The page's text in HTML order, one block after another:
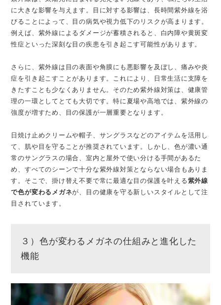
に大きな影響を与えます。目に対する影響は、長時間紫外線を浴
びることによって、目の病気や視力低下のリスクが高まります。
例えば、紫外線によるダメージが蓄積されると、白内障や黄斑変
性症といった深刻な目の疾患を引き起こす可能性があります。
さらに、紫外線は目の表面や角膜にも悪影響を及ぼし、痛みや炎
症を引き起こすことがあります。これにより、日常生活に支障を
きたすことも少なくありません。そのため紫外線対策は、健康管
理の一環としてとても大切です。特に夏場や高地では、紫外線の
強度が増すため、目の保護が一層重要となります。
日焼け止めクリームや帽子、サングラスなどのアイテムを活用し
て、肌や目を守ることが推奨されています。しかし、色が濃い通
常のサングラスの場合、室内と屋外で使い分ける手間があるた
め、すべてのシーンで十分な紫外線対策とならない場合もありま
す。そこで、掛け替え不要で常に最適な目の保護を叶える紫外線
で色が変わるメガネが、目の健康を守る新しいスタイルとして注
目されています。
３）色が変わるメガネの仕組みと進化した
機能